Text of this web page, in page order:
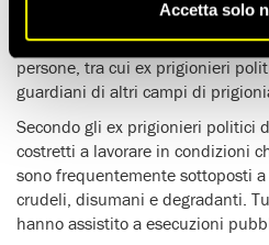
Accetta solo
condizioni all’interno dei campi.
loro interno, Amnesty
persone, tra cui ex prigionieri
guardiani di altri campi di
Secondo gli ex prigionieri politici
costretti a lavorare in condizioni
sono frequentemente sottoposti
crudeli, disumani e degradanti.
hanno assistito a esecuzioni